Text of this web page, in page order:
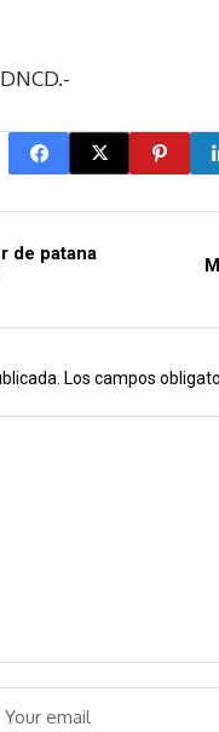
de patana
Los campos